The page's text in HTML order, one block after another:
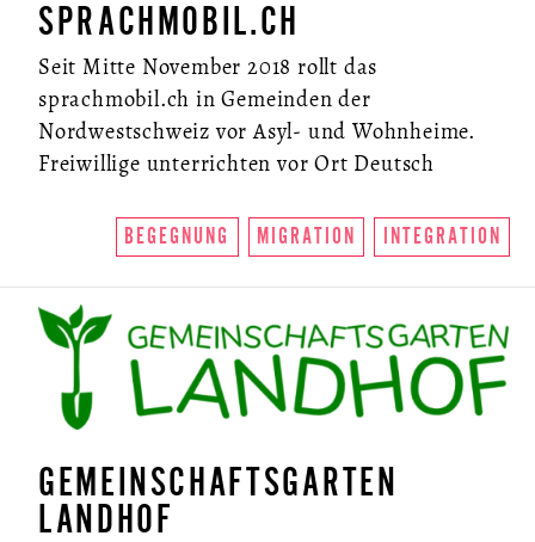
SPRACHMOBIL.CH
Seit Mitte November 2018 rollt das
sprachmobil.ch in Gemeinden der
Nordwestschweiz vor Asyl- und Wohnheime.
Freiwillige unterrichten vor Ort Deutsch
BEGEGNUNG MIGRATION INTEGRATION
GEMEINSCHAFTSGARTEN
LANDHOF